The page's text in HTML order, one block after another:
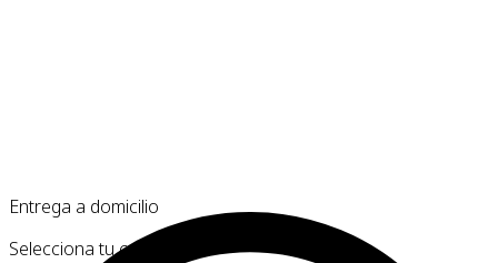
Entrega a domicilio
Selecciona tu comuna